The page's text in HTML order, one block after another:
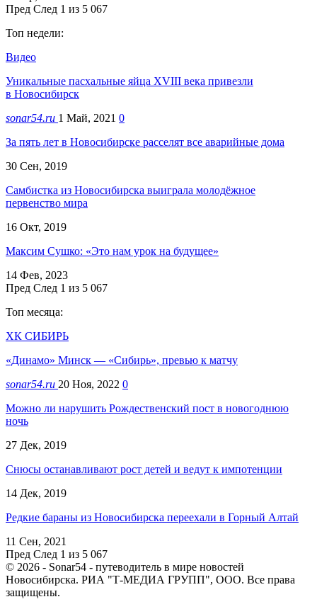
Пред След 1 из 5 067
Топ недели:
Видео
Уникальные пасхальные яйца XVIII века привезли
в Новосибирск
sonar54.ru 1 Май, 2021 0
За пять лет в Новосибирске расселят все аварийные дома
30 Сен, 2019
Самбистка из Новосибирска выиграла молодёжное
первенство мира
16 Окт, 2019
Максим Сушко: «Это нам урок на будущее»
14 Фев, 2023
Пред След 1 из 5 067
Топ месяца:
ХК СИБИРЬ
«Динамо» Минск — «Сибирь», превью к матчу
sonar54.ru 20 Ноя, 2022 0
Можно ли нарушить Рождественский пост в новогоднюю
ночь
27 Дек, 2019
Снюсы останавливают рост детей и ведут к импотенции
14 Дек, 2019
Редкие бараны из Новосибирска переехали в Горный Алтай
11 Сен, 2021
Пред След 1 из 5 067
© 2026 - Sonar54 - путеводитель в мире новостей
Новосибирска. РИА "Т-МЕДИА ГРУПП", ООО. Все права
защищены.